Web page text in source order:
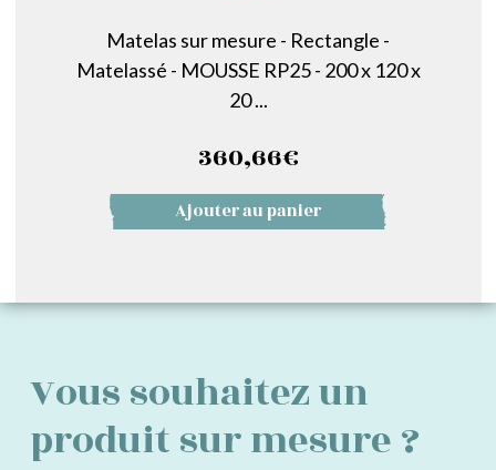
Matelas sur mesure - Rectangle -
Matelassé - MOUSSE RP25 - 200 x 120 x
20 ...
360,66€
Ajouter au panier
Vous souhaitez un
produit sur mesure ?